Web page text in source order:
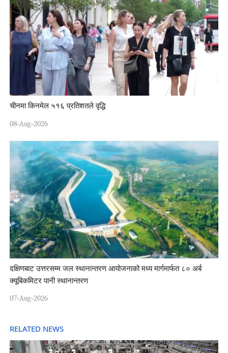
चीनमा किनमेल ५१६ प्रतिशतले वृद्धि
08-Aug-2026
दक्षिणबाट उत्तरसम्म जल स्थानान्तरण आयोजनाको मध्य मार्गमार्फत ८० अर्ब
क्यूबिकमिटर पानी स्थानान्तरण
07-Aug-2026
RELATED NEWS